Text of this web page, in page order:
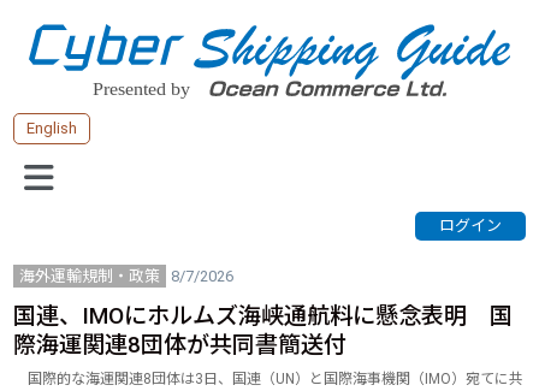
English
海外運輸規制・政策 8/7/2026
国連、IMOにホルムズ海峡通航料に懸念表明 国
際海運関連8団体が共同書簡送付
国際的な海運関連8団体は3日、国連（UN）と国際海事機関（IMO）宛てに共